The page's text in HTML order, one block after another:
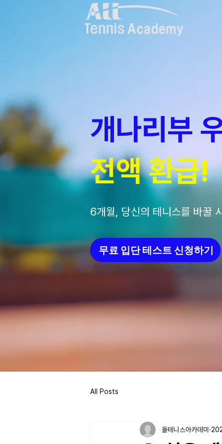
개나리부
전액 환급!
6개월, 당신의 테니스를 바꿀
무료 입단 테스트 신청하기
All Posts
올테니스아카데미